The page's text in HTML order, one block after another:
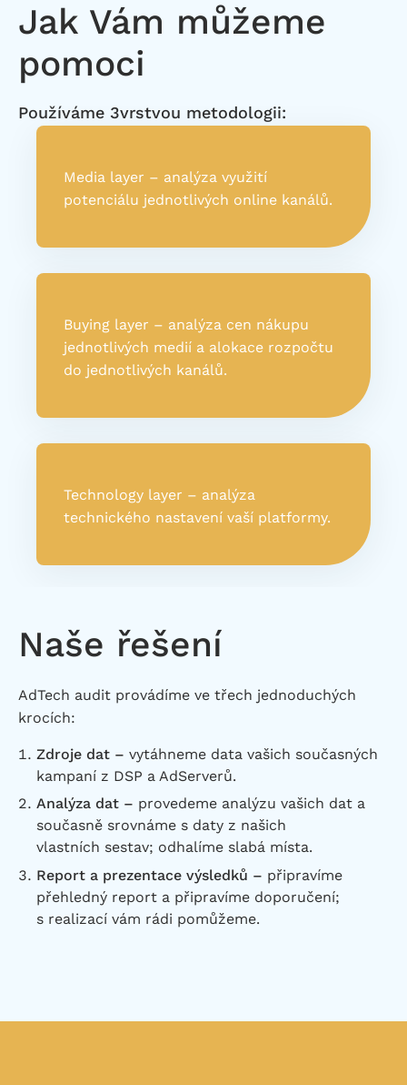
Jak Vám můžeme
pomoci
Používáme 3vrstvou metodologii:
Media layer – analýza využití
potenciálu jednotlivých online kanálů.
Buying layer – analýza cen nákupu
jednotlivých medií a alokace rozpočtu
do jednotlivých kanálů.
Technology layer – analýza
technického nastavení vaší platformy.
Naše řešení
AdTech audit provádíme ve třech jednoduchých
krocích:
Zdroje dat – vytáhneme data vašich současných
kampaní z DSP a AdServerů.
Analýza dat – provedeme analýzu vašich dat a
současně srovnáme s daty z našich
vlastních sestav; odhalíme slabá místa.
Report a prezentace výsledků – připravíme
přehledný report a připravíme doporučení;
s realizací vám rádi pomůžeme.